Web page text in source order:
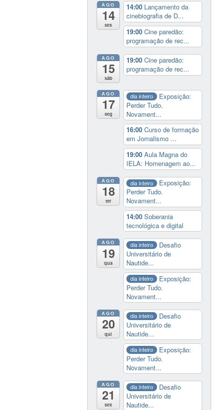
AGO
14
sex
14:00 Lançamento da
cinebiografia de D...
19:00Cine paredão:
programação de rec...
AGO
15
sáb
19:00Cine paredão:
programação de rec...
AGO
17
seg
dia inteiro
Exposição:
Perder Tudo.
Novament...
16:00Curso de formação
em Jornalismo ...
19:00Aula Magna do
IELA: Homenagem ao...
AGO
18
ter
dia inteiro
Exposição:
Perder Tudo.
Novament...
14:00Soberania
tecnológica e digital
AGO
19
qua
dia inteiro
Desafio
Universitário de
Nautide...
dia inteiro
Exposição:
Perder Tudo.
Novament...
AGO
20
qui
dia inteiro
Desafio
Universitário de
Nautide...
dia inteiro
Exposição:
Perder Tudo.
Novament...
AGO
21
sex
dia inteiro
Desafio
Universitário de
Nautide...